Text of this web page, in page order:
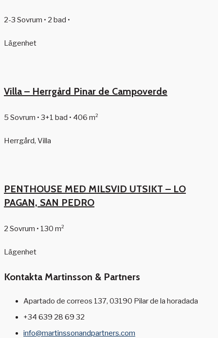
2-3 Sovrum • 2 bad •
Lägenhet
Villa – Herrgård Pinar de Campoverde
5 Sovrum • 3+1 bad • 406 m²
Herrgård, Villa
PENTHOUSE MED MILSVID UTSIKT – LO
PAGAN, SAN PEDRO
2 Sovrum • 130 m²
Lägenhet
Kontakta Martinsson & Partners
Apartado de correos 137, 03190 Pilar de la horadada
+34 639 28 69 32
info@martinssonandpartners.com